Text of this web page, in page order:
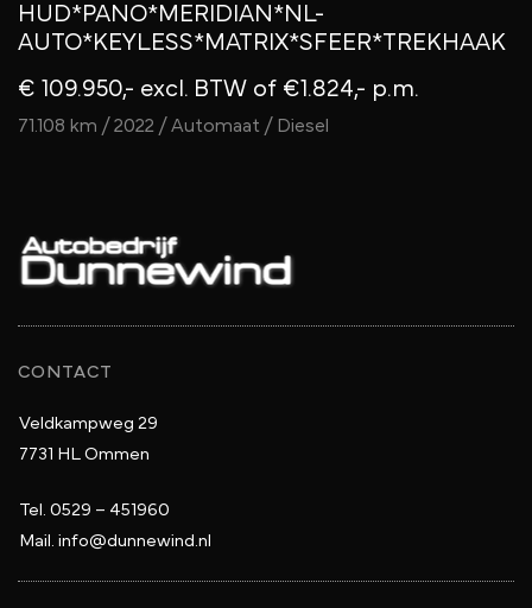
HUD*PANO*MERIDIAN*NL-
AUTO*KEYLESS*MATRIX*SFEER*TREKHAAK
€ 109.950,- excl. BTW of €1.824,- p.m.
71.108 km / 2022 / Automaat / Diesel
CONTACT
Veldkampweg 29
7731 HL Ommen
Tel. 0529 – 451960
Mail. info@dunnewind.nl